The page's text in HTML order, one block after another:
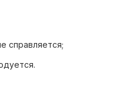
справляется;